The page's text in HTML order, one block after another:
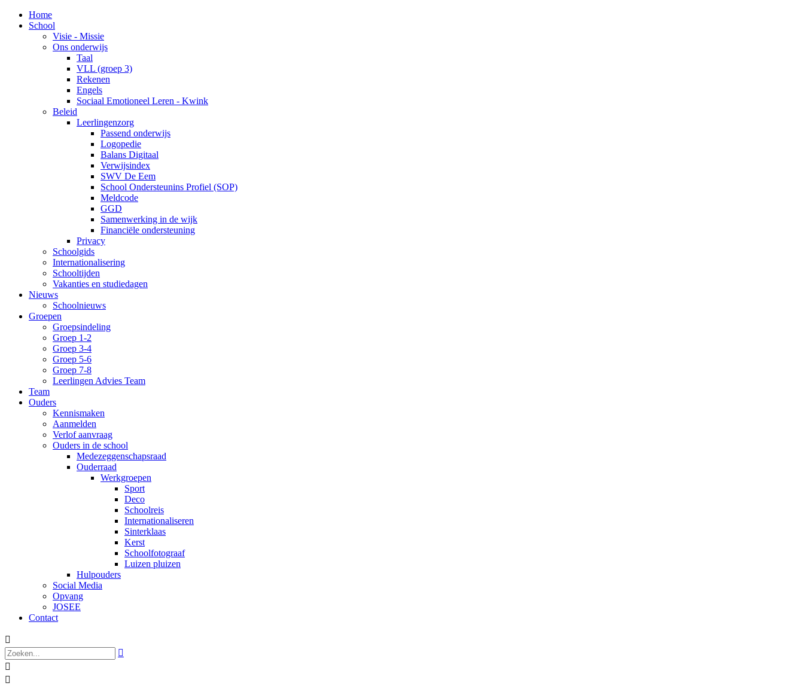
Home
School
Visie - Missie
Ons onderwijs
Taal
VLL (groep 3)
Rekenen
Engels
Sociaal Emotioneel Leren - Kwink
Beleid
Leerlingenzorg
Passend onderwijs
Logopedie
Balans Digitaal
Verwijsindex
SWV De Eem
School Ondersteunins Profiel (SOP)
Meldcode
GGD
Samenwerking in de wijk
Financiële ondersteuning
Privacy
Schoolgids
Internationalisering
Schooltijden
Vakanties en studiedagen
Nieuws
Schoolnieuws
Groepen
Groepsindeling
Groep 1-2
Groep 3-4
Groep 5-6
Groep 7-8
Leerlingen Advies Team
Team
Ouders
Kennismaken
Aanmelden
Verlof aanvraag
Ouders in de school
Medezeggenschapsraad
Ouderraad
Werkgroepen
Sport
Deco
Schoolreis
Internationaliseren
Sinterklaas
Kerst
Schoolfotograaf
Luizen pluizen
Hulpouders
Social Media
Opvang
JOSEE
Contact



